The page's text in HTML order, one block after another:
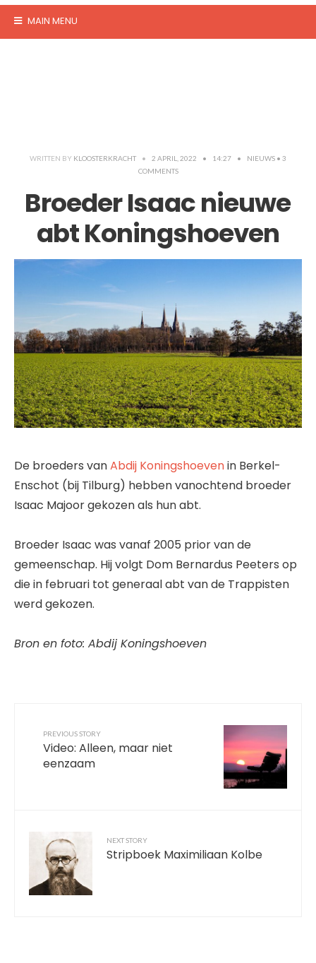
MAIN MENU
WRITTEN BY KLOOSTERKRACHT • 2 APRIL, 2022 • 14:27 • NIEUWS • 3
COMMENTS
Broeder Isaac nieuwe
abt Koningshoeven
De broeders vanAbdij Koningshoevenin Berkel-
Enschot (bij Tilburg) hebben vanochtend broeder
Isaac Majoor gekozen als hun abt.
Broeder Isaac was vanaf 2005 prior van de
gemeenschap. Hij volgt Dom Bernardus Peeters op
die in februari tot generaal abt van de Trappisten
werd gekozen.
Bron en foto: Abdij Koningshoeven
PREVIOUS STORY
Video: Alleen, maar niet
eenzaam
NEXT STORY
Stripboek Maximiliaan Kolbe